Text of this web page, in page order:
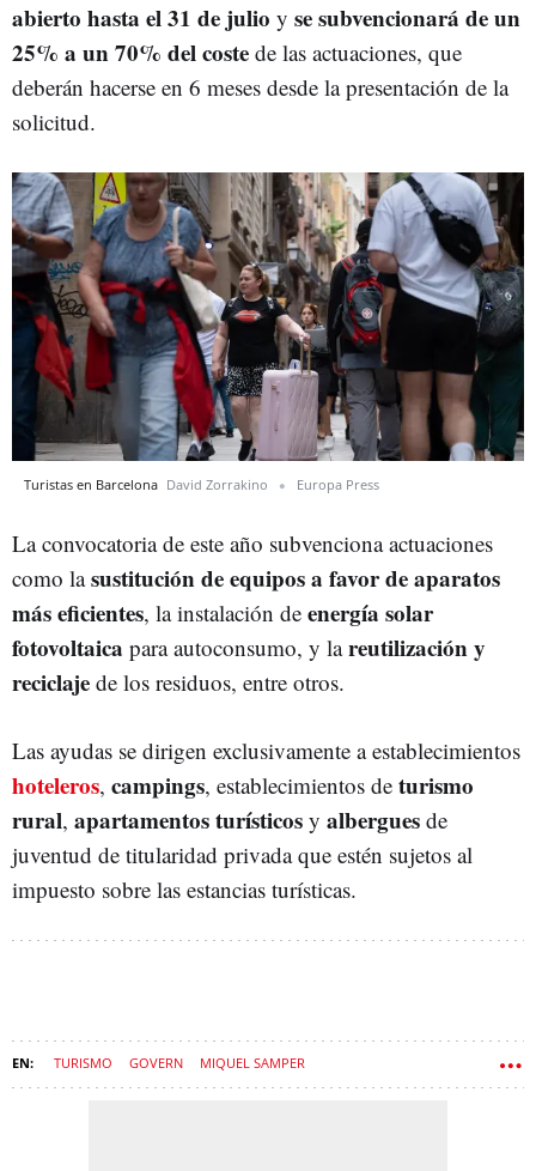
abierto hasta el 31 de julio y se subvencionará de un
25% a un 70% del coste de las actuaciones, que
deberán hacerse en 6 meses desde la presentación de la
solicitud.
Turistas en Barcelona David Zorrakino Europa Press
La convocatoria de este año subvenciona actuaciones
como lasustitución de equipos a favor de aparatos
más eficientes, la instalación de energía solar
fotovoltaica para autoconsumo, y lareutilización y
reciclaje de los residuos, entre otros.
Las ayudas se dirigen exclusivamente a establecimientos
hoteleros, campings, establecimientos de turismo
rural, apartamentos turísticos y albergues de
juventud de titularidad privada que estén sujetos al
impuesto sobre las estancias turísticas.
TURISMO GOVERN MIQUEL SAMPER